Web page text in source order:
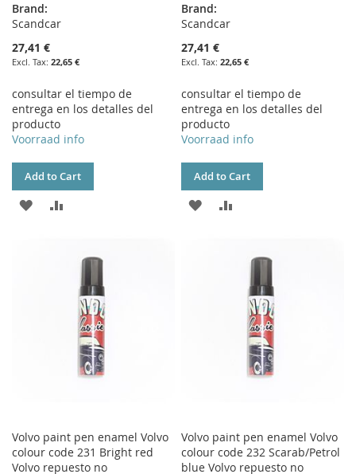
Brand:
Scandcar
27,41 €
22,65 €
consultar el tiempo de
entrega en los detalles del
producto
Voorraad info
Add to Cart
ADD
COMPARE
Brand:
Scandcar
27,41 €
22,65 €
consultar el tiempo de
entrega en los detalles del
producto
Voorraad info
Add to Cart
ADD
COMPARE
Volvo paint pen enamel Volvo
colour code 231 Bright red
Volvo repuesto no
Volvo paint pen enamel Volvo
colour code 232 Scarab/Petrol
blue Volvo repuesto no